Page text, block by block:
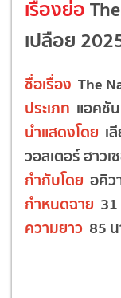
เรื่องย่อ
เปลือย
ชื่อเรื่อง The
ประเภท แอคชั
นำแสดงโดย เ
วอลเตอร์ ฮาว
กำกับโดย อคิว
กำหนดฉาย
ความยาว 85